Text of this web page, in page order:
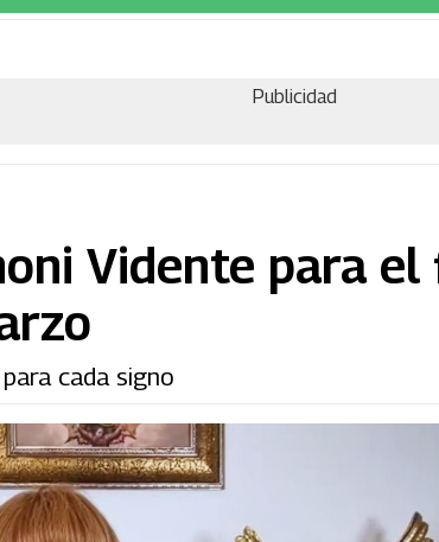
Publicidad
Vidente para el
cada signo